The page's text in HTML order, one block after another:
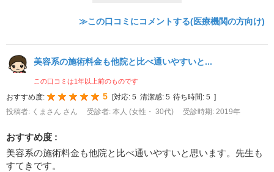
≫この口コミにコメントする(医療機関の方向け)
美容系の施術料金も他院と比べ通いやすいと...
この口コミは1年以上前のものです
おすすめ度: 5 [対応: 5 清潔感: 5 待ち時間: 5 ]
投稿者: くまさん さん
受診者: 本人 (女性・ 30代) 受診時期: 2019年
おすすめ度 :
美容系の施術料金も他院と比べ通いやすいと思います。先生も
すてきです。